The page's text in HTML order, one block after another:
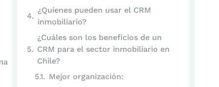
¿Quienes pueden usar el CRM
inmobiliario?
¿Cuáles son los beneficios de un
CRM para el sector inmobiliario en
Chile?
Mejor organización: